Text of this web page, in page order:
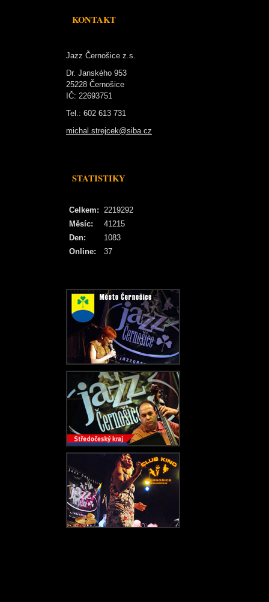
KONTAKT
Jazz Černošice z.s.
Dr. Janského 953
25228 Černošice
IČ: 22693751
Tel.: 602 613 731
michal.strejcek@siba.cz
STATISTIKY
Online: 37
Celkem: 2219292
Měsíc:
41215
Den:
1083